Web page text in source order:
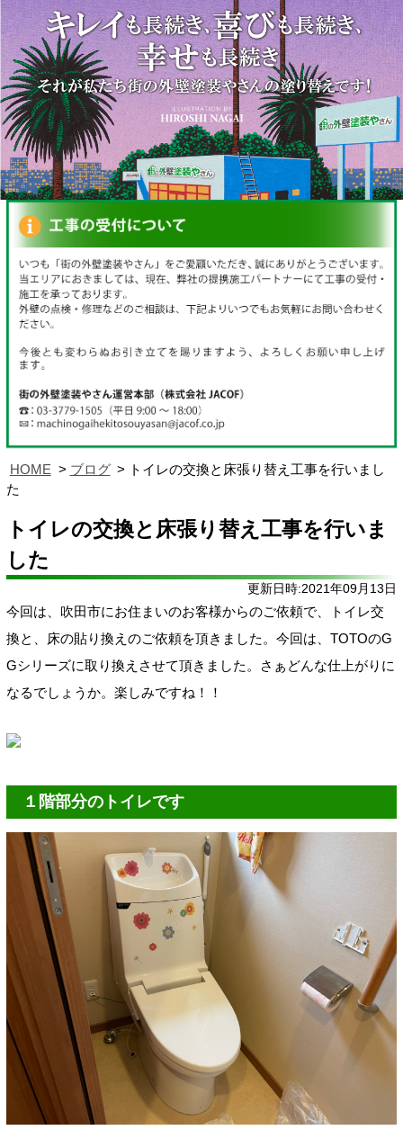
HOME ブログ
トイレの交換と床張り替え工事を行いまし
た
トイレの交換と床張り替え工事を行いま
した
更新日時:2021年09月13日
今回は、吹田市にお住まいのお客様からのご依頼で、トイレ交
換と、床の貼り換えのご依頼を頂きました。 今回は、TOTOのG
Gシリーズに取り換えさせて頂きました。さぁどんな仕上がりに
なるでしょうか。楽しみですね！！
１階部分のトイレです